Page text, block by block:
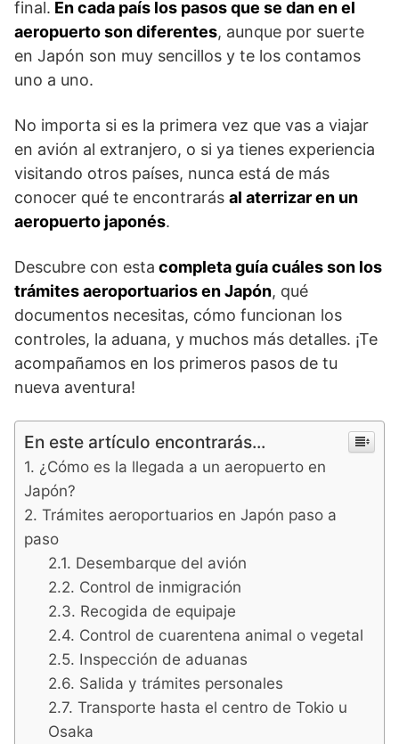
final. En cada país los pasos que se dan en el
aeropuerto son diferentes, aunque por suerte
en Japón son muy sencillos y te los contamos
uno a uno.
No importa si es la primera vez que vas a viajar
en avión al extranjero, o si ya tienes experiencia
visitando otros países, nunca está de más
conocer qué te encontrarás al aterrizar en un
aeropuerto japonés.
Descubre con esta completa guía cuáles son los
trámites aeroportuarios en Japón, qué
documentos necesitas, cómo funcionan los
controles, la aduana, y muchos más detalles. ¡Te
acompañamos en los primeros pasos de tu
nueva aventura!
En este artículo encontrarás...
¿Cómo es la llegada a un aeropuerto en
Japón?
Trámites aeroportuarios en Japón paso a
paso
Desembarque del avión
Control de inmigración
Recogida de equipaje
Control de cuarentena animal o vegetal
Inspección de aduanas
Salida y trámites personales
Transporte hasta el centro de Tokio u
Osaka